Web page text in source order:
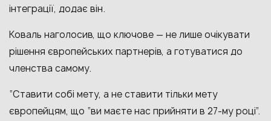
інтеграції, додає він.
Коваль наголосив, що ключове — не лише очікувати
рішення європейських партнерів, а готуватися до
членства самому.
“Ставити собі мету, а не ставити тільки мету
європейцям, що “ви маєте нас прийняти в 27-му році”.